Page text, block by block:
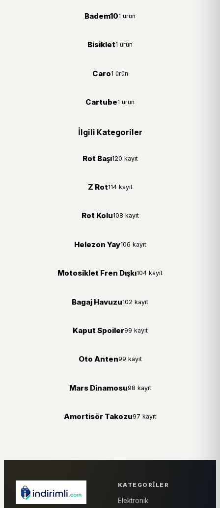
Badem101 ürün
Bisiklet1 ürün
Caro1 ürün
Cartube1 ürün
İlgili Kategoriler
Rot Başı120 kayıt
Z Rot114 kayıt
Rot Kolu108 kayıt
Helezon Yay106 kayıt
Motosiklet Fren Dışkı104 kayıt
Bagaj Havuzu102 kayıt
Kaput Spoiler99 kayıt
Oto Anten99 kayıt
Mars Dinamosu98 kayıt
Amortisör Takozu97 kayıt
KATEGORILER
Elektronik